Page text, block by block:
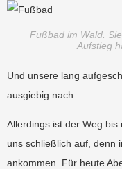
Fußbad im Wald.
Aufstieg
Und unsere lang
ausgiebig nach.
Allerdings ist der Weg
uns schließlich auf, denn
ankommen. Für heute